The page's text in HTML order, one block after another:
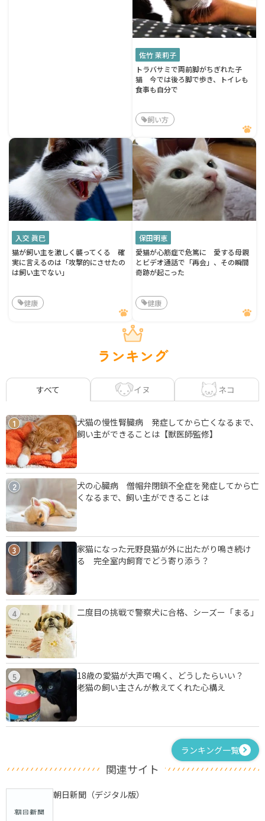
佐竹 茉莉子
トラバサミで両前脚がちぎれた子
猫 今では後ろ脚で歩き、トイレも
食事も自分で
飼い方
入交 眞巳
猫が飼い主を激しく襲ってくる 確
実に言えるのは「攻撃的にさせたの
は飼い主でない」
健康
保田明恵
愛猫が心筋症で危篤に 愛する母親
とビデオ通話で「再会」、その瞬間
奇跡が起こった
健康
ランキング
すべて イヌ ネコ
1
犬猫の慢性腎臓病 発症してから亡くなるまで、
飼い主ができることは【獣医師監修】
2
犬の心臓病 僧帽弁閉鎖不全症を発症してから亡
くなるまで、飼い主ができることは
3
家猫になった元野良猫が外に出たがり鳴き続け
る 完全室内飼育でどう寄り添う？
4 二度目の挑戦で警察犬に合格、シーズー「まる」
5
18歳の愛猫が大声で鳴く、どうしたらいい？
老猫の飼い主さんが教えてくれた心構え
ランキング一覧
関連サイト
朝日新聞（デジタル版）